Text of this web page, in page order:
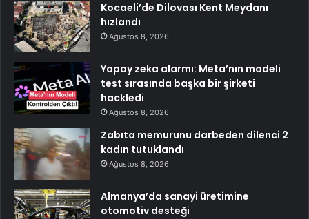
Kocaeli’de Dilovası Kent Meydanı
hızlandı
Ağustos 8, 2026
Yapay zeka alarmı: Meta’nın modeli
test sırasında başka bir şirketi
hackledi
Ağustos 8, 2026
Zabıta memurunu darbeden dilenci 2
kadın tutuklandı
Ağustos 8, 2026
Almanya’da sanayi üretimine
otomotiv desteği